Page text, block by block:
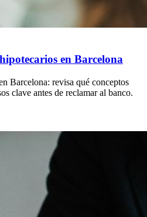
en Barcelona
Barcelona: revisa qué conceptos
clave antes de reclamar al banco.